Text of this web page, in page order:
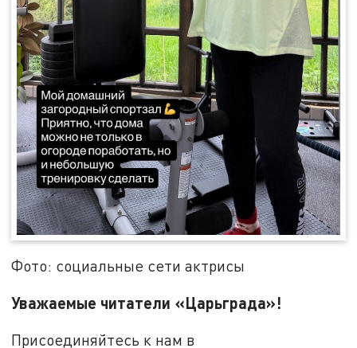
Фото: социальные сети актрисы
Уважаемые читатели «Царьграда»!
Присоединяйтесь к нам в